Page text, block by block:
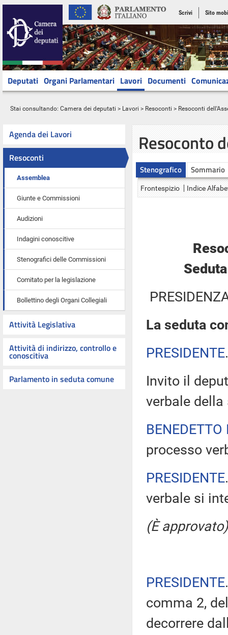
Scrivi Sito
Deputati Organi Parlamentari Lavori Documenti
Stai consultando: Camera dei deputati > Lavori > Resoconti > Resoconti
Agenda dei Lavori
Resoconti
Assemblea
Giunte e Commissioni
Audizioni
Indagini conoscitive
Stenografici delle Commissioni
Comitato per la legislazione
Bollettino degli Organi Collegiali
Attività Legislativa
Attività di indirizzo, controllo e
conoscitiva
Parlamento in seduta comune
Resoconto
Stenografico Sommario
Frontespizio Indice
La seduta
PRESIDENTE
Invito il
verbale della
processo
PRESIDENTE
verbale si
(È approvato)
PRESIDENTE
comma 2,
decorrere